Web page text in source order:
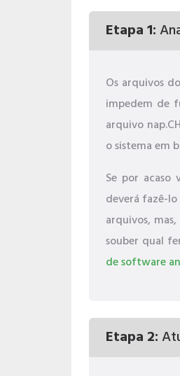
Etapa 1:
Os arquivos
impedem de
arquivo
o sistema em
Se por
deverá fazê-
arquivos,
souber qual
de software
Etapa 2: